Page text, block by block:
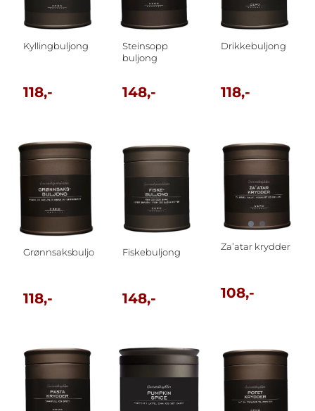
Kyllingbuljong
118,-
Steinsopp
buljong
148,-
Drikkebuljong
118,-
Grønnsaksbuljong
118,-
Fiskebuljong
148,-
Za’atar krydder
108,-